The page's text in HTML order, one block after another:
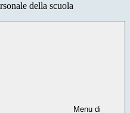
della scuola
Menu di